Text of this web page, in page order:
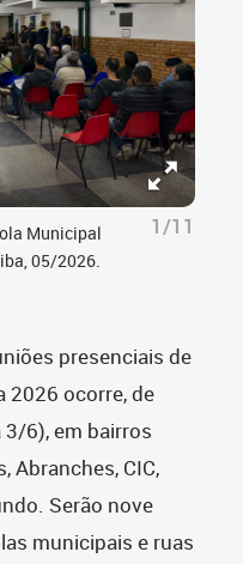
Municipal
05/2026.
1/11
presenciais de
2026 ocorre, de
6), em bairros
Abranches, CIC,
Serão nove
municipais e ruas